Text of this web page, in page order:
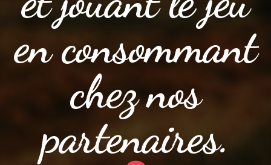
en consommant
chez nos
partenaires.